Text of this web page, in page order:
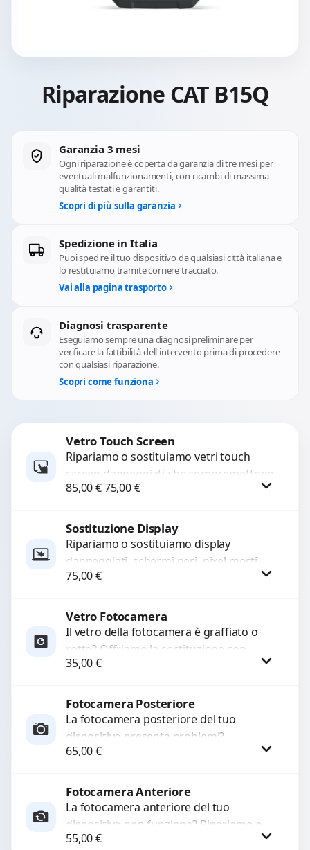
Riparazione CAT B15Q
Garanzia 3 mesi
Ogni riparazione è coperta da garanzia di tre mesi per
eventuali malfunzionamenti, con ricambi di massima
qualità testati e garantiti.
Scopri di più sulla garanzia
Spedizione in Italia
Puoi spedire il tuo dispositivo da qualsiasi città italiana e
lo restituiamo tramite corriere tracciato.
Vai alla pagina trasporto
Diagnosi trasparente
Eseguiamo sempre una diagnosi preliminare per
verificare la fattibilità dell'intervento prima di procedere
con qualsiasi riparazione.
Scopri come funziona
Vetro Touch Screen
Ripariamo o sostituiamo vetri touch
screen danneggiati che compromettono
l’uso del dispositivo. Utilizziamo ricambi
85,00€Il prezzo originale era: 85,00 €.
75,00€Il prezzo attuale è: 75,00 €.
Procedi
Sostituzione Display
Ripariamo o sostituiamo display
danneggiati, schermi neri, pixel morti,
righe sullo schermo, vetro incrinato,
75,00€
Procedi
Vetro Fotocamera
Il vetro della fotocamera è graffiato o
rotto? Offriamo la sostituzione con
ricambi di alta qualità garantiti per 3
35,00€
Procedi
Fotocamera Posteriore
La fotocamera posteriore del tuo
dispositivo presenta problemi?
Interveniamo per risolvere guasti come
funzionante,...
65,00€
Procedi
Fotocamera Anteriore
La fotocamera anteriore del tuo
dispositivo non funziona? Ripariamo o
sostituiamo fotocamere guaste con
55,00€